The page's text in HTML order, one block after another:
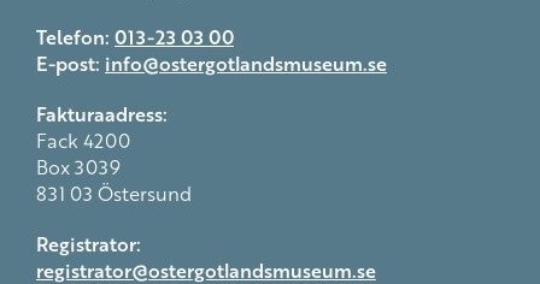
Telefon: 013-23 03 00
E-post: info@ostergotlandsmuseum.se
Fakturaadress:
Fack 4200
Box 3039
831 03 Östersund
Registrator:
registrator@ostergotlandsmuseum.se